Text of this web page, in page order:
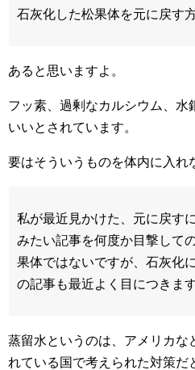
石灰化した松果体を元に戻す
あると思いますよ。
フッ素、過剰なカルシウム、水
いいとされています。
要はそういうものを体内に入れ
私が最近見かけた、元に戻す
みたい記事を何度か目撃して
果体ではないですが、 石灰化
の記事も最近よく目につきます
蒸留水というのは、アメリカな
れている国で考えられた対策だ